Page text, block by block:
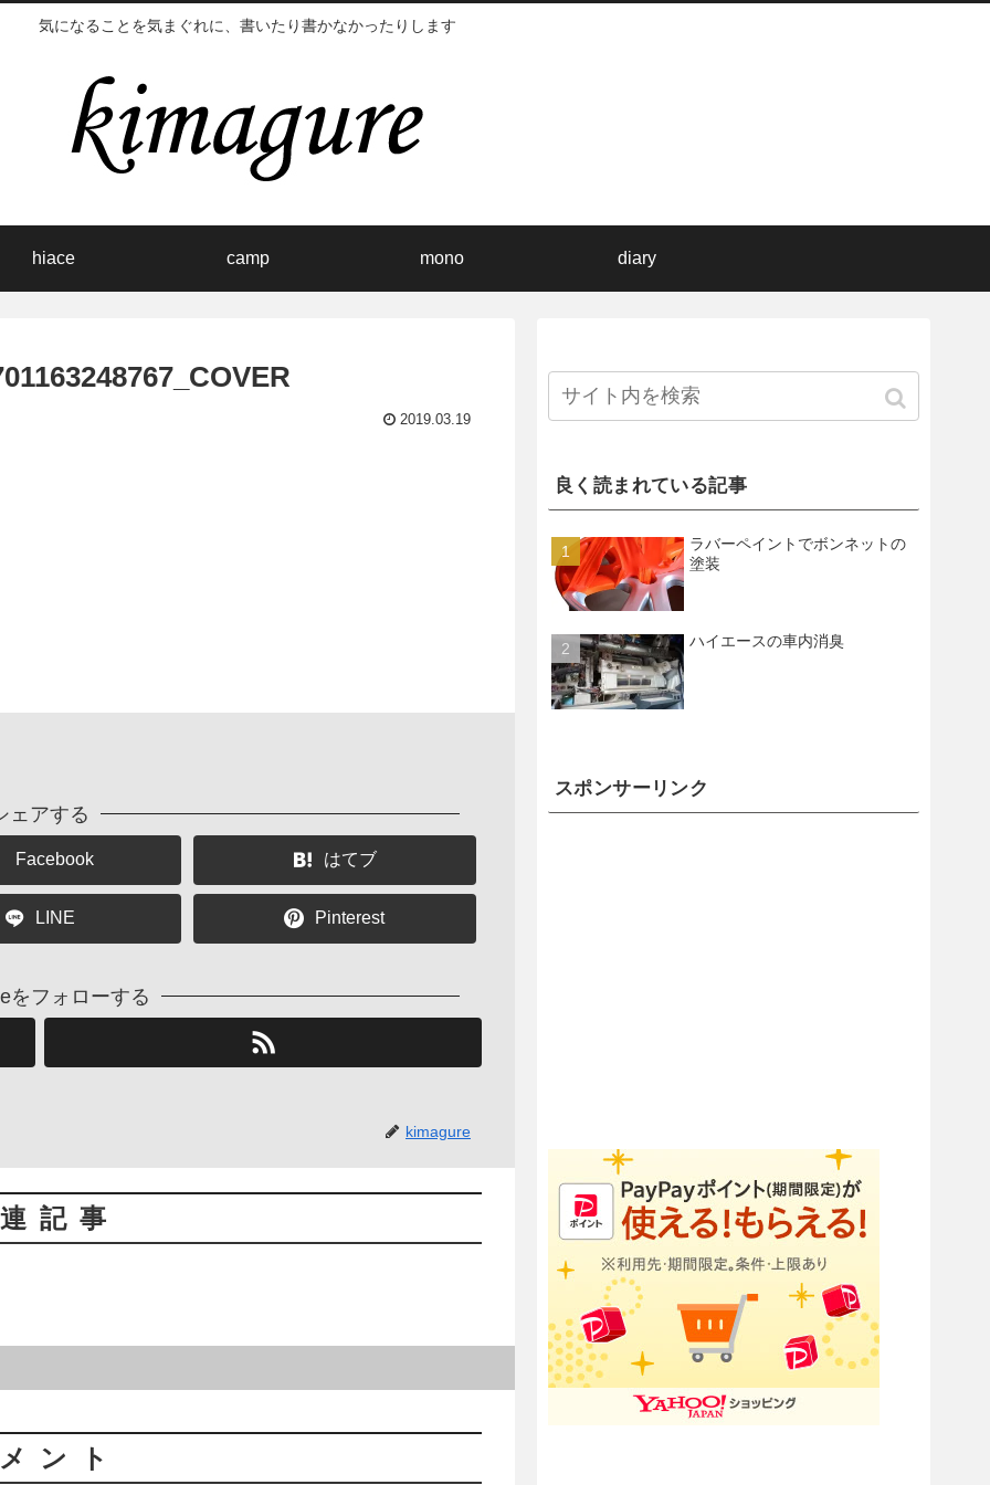
気になることを気まぐれに、書いたり書かなかったりします
hiace camp mono diary
2019.03.19
ェアする
Facebook はてブ
LINE Pinterest
をフォローする
kimagure
記事
ント
良く読まれている記事
ラバーペイントでボンネットの
塗装
ハイエースの車内消臭
スポンサーリンク